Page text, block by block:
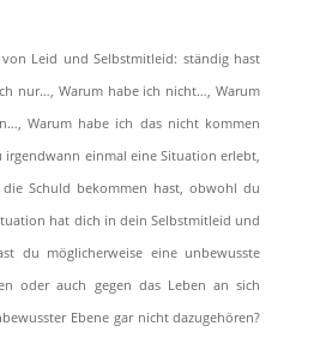
Leid und Selbstmitleid: ständig hast
nur…, Warum habe ich nicht…, Warum
Warum habe ich das nicht kommen
irgendwann einmal eine Situation erlebt,
Schuld bekommen hast, obwohl du
hat dich in dein Selbstmitleid und
du möglicherweise eine unbewusste
oder auch gegen das Leben an sich
Ebene gar nicht dazugehören?